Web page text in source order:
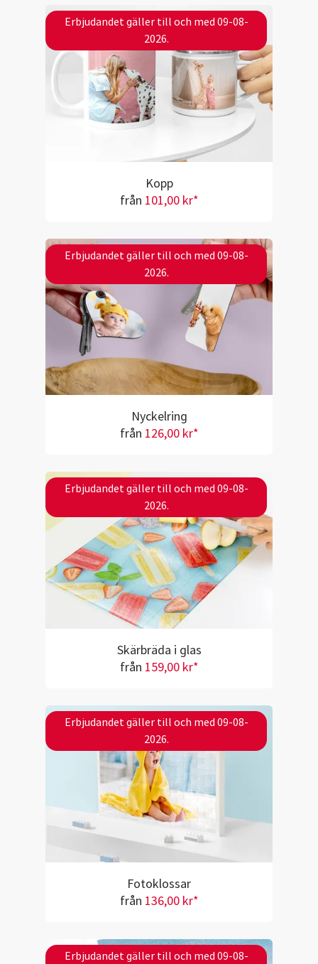
Erbjudandet gäller till och med 09-08-
2026.
Kopp
från 101,00 kr*
Erbjudandet gäller till och med 09-08-
2026.
Nyckelring
från 126,00 kr*
Erbjudandet gäller till och med 09-08-
2026.
Skärbräda i glas
från 159,00 kr*
Erbjudandet gäller till och med 09-08-
2026.
Fotoklossar
från 136,00 kr*
Erbjudandet gäller till och med 09-08-